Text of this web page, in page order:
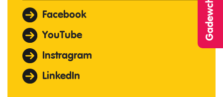
Facebook
YouTube
Instragram
LinkedIn